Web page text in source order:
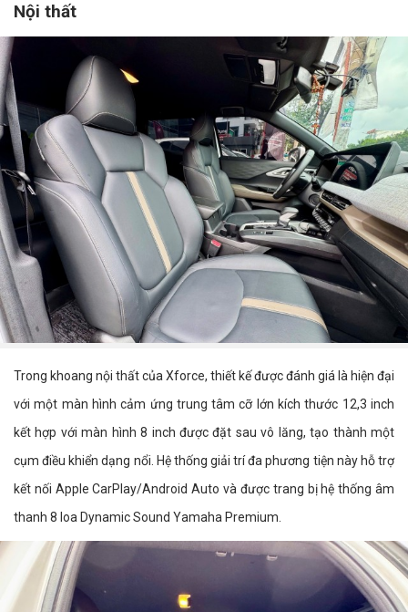
Nội thất
Trong khoang nội thất của Xforce, thiết kế được đánh giá là hiện đại
với một màn hình cảm ứng trung tâm cỡ lớn kích thước 12,3 inch
kết hợp với màn hình 8 inch được đặt sau vô lăng, tạo thành một
cụm điều khiển dạng nổi. Hệ thống giải trí đa phương tiện này hỗ trợ
kết nối Apple CarPlay/Android Auto và được trang bị hệ thống âm
thanh 8 loa Dynamic Sound Yamaha Premium.